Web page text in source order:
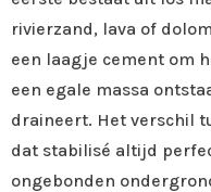
rivierzand, lava of
een laagje cement om
een egale massa
draineert. Het verschil
dat stabilisé altijd
ongebonden